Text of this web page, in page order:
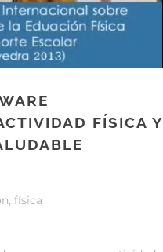
FÍSICA Y
, física